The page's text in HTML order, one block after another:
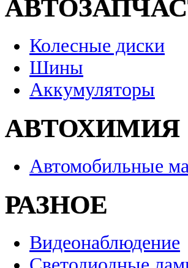
Колесные диски
Шины
Аккумуляторы
АВТОХИМИЯ
Автомобильные
РАЗНОЕ
Видеонаблюдение